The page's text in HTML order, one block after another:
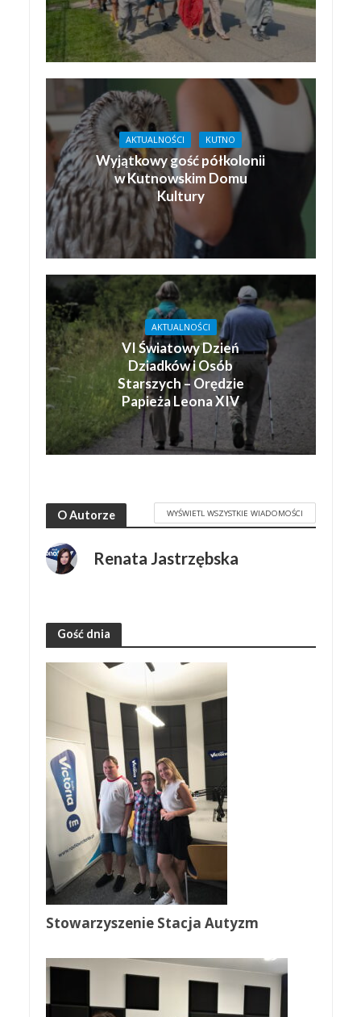
AKTUALNOŚCI KUTNO
Wyjątkowy gość półkolonii
w Kutnowskim Domu
Kultury
AKTUALNOŚCI
VI Światowy Dzień
Dziadków i Osób
Starszych – Orędzie
Papieża Leona XIV
O Autorze WYŚWIETL WSZYSTKIE WIADOMOŚCI
Renata Jastrzębska
Gość dnia
Stowarzyszenie Stacja Autyzm